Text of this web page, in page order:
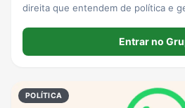
direita que entendem de política e
Entrar no
POLÍTICA